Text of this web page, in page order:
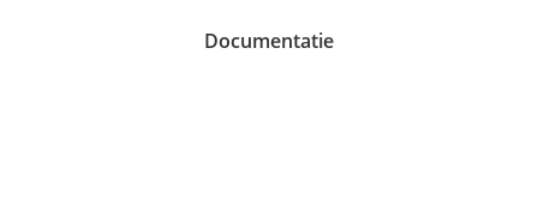
Documentatie